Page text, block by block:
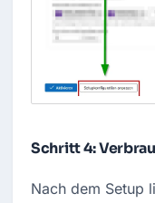
Schritt 4:
Nach dem Setup